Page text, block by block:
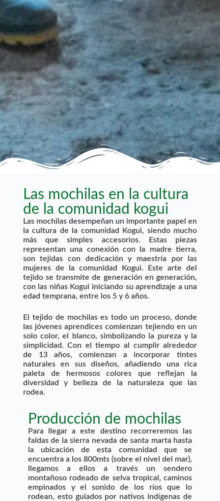
Las mochilas en la cultura
de la comunidad kogui
Las mochilas desempeñan un importante papel en
la cultura de la comunidad Kogui, siendo mucho
más que simples accesorios. Estas piezas
representan una conexión con la madre tierra,
son tejidas con dedicación y maestría por las
mujeres de la comunidad Kogui. Este arte del
tejido se transmite de generación en generación,
con las niñas Kogui iniciando su aprendizaje a una
edad temprana, entre los 5 y 6 años.
El tejido de mochilas es todo un proceso, donde
las jóvenes aprendices comienzan tejiendo en un
solo color, el blanco, simbolizando la pureza y la
simplicidad. Con el tiempo al cumplir alrededor
de 13 años, comienzan a incorporar tintes
naturales en sus diseños, añadiendo una rica
paleta de hermosos colores que reflejan la
diversidad y belleza de la naturaleza que las
rodea.
Producción de mochilas
Para llegar a este destino recorreremos las
faldas de la sierra nevada de santa marta hasta
la ubicación de esta comunidad que se
encuentra a los 800mts (sobre el nivel del mar),
llegamos a ellos a través un sendero
montañoso rodeado de selva tropical, caminos
empinados y el sonido de los ríos que lo
rodean, esto guiados por nativos indígenas de